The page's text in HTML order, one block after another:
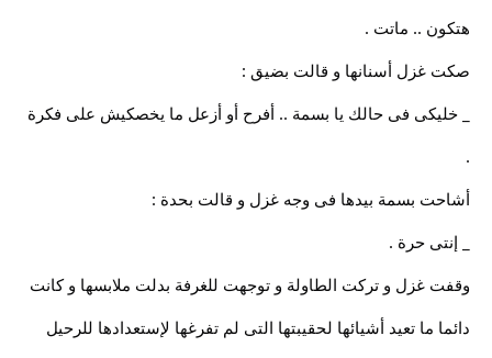
هتكون .. ماتت .
صكت غزل أسنانها و قالت بضيق :
_ خليكى فى حالك يا بسمة .. أفرح أو أزعل ما يخصكيش على فكرة
.
أشاحت بسمة بيدها فى وجه غزل و قالت بحدة :
_ إنتى حرة .
وقفت غزل و تركت الطاولة و توجهت للغرفة بدلت ملابسها و كانت
دائما ما تعيد أشيائها لحقيبتها التى لم تفرغها لإستعدادها للرحيل